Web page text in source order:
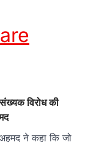
विरोध की
ने कहा कि जो